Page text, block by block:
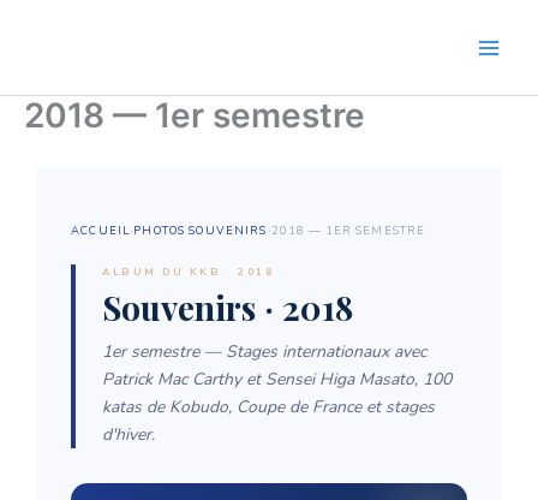
2018 — 1er semestre
ACCUEIL ›PHOTOS SOUVENIRS ›2018 — 1ER SEMESTRE
ALBUM DU KKB · 2018
Souvenirs · 2018
1er semestre — Stages internationaux avec
Patrick Mac Carthy et Sensei Higa Masato, 100
katas de Kobudo, Coupe de France et stages
d'hiver.